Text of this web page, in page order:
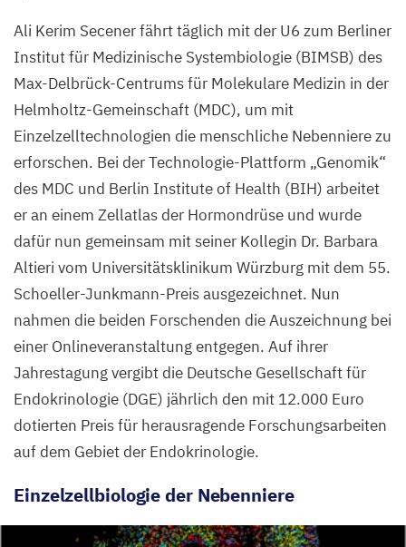
Kerim
Secener
vom
MDC
und
an
Barbara
Altieri
vom
Universitätsklinikum
Würzburg,
die
den
55.
Schoeller-
Junkmann-
Preis
erhalten
haben.
Ali Kerim Secener fährt täglich mit der U6 zum Berliner
Institut für Medizinische Systembiologie (BIMSB) des
Max-Delbrück-Centrums für Molekulare Medizin in der
Helmholtz-Gemeinschaft (MDC), um mit
Einzelzelltechnologien die menschliche Nebenniere zu
erforschen. Bei der Technologie-Plattform „Genomik“
des MDC und Berlin Institute of Health (BIH) arbeitet
er an einem Zellatlas der Hormondrüse und wurde
dafür nun gemeinsam mit seiner Kollegin Dr. Barbara
Altieri vom Universitätsklinikum Würzburg mit dem 55.
Schoeller-Junkmann-Preis ausgezeichnet. Nun
nahmen die beiden Forschenden die Auszeichnung bei
einer Onlineveranstaltung entgegen. Auf ihrer
Jahrestagung vergibt die Deutsche Gesellschaft für
Endokrinologie (DGE) jährlich den mit 12.000 Euro
dotierten Preis für herausragende Forschungsarbeiten
auf dem Gebiet der Endokrinologie.
Einzelzellbiologie der Nebenniere